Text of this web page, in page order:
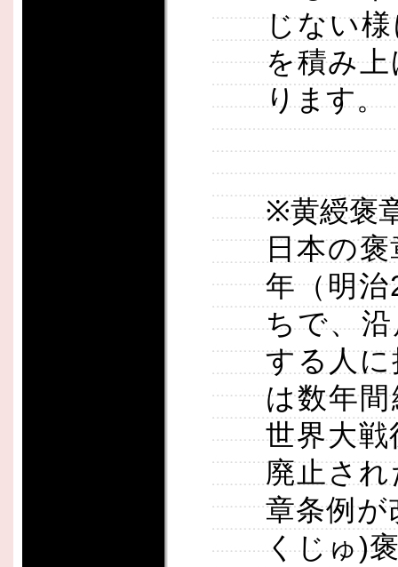
じない
を積み
ります。
※黄綬褒
日本の
年（明
ちで、
する人
は数年
世界大戦
廃止さ
章条例が
くじゅ)